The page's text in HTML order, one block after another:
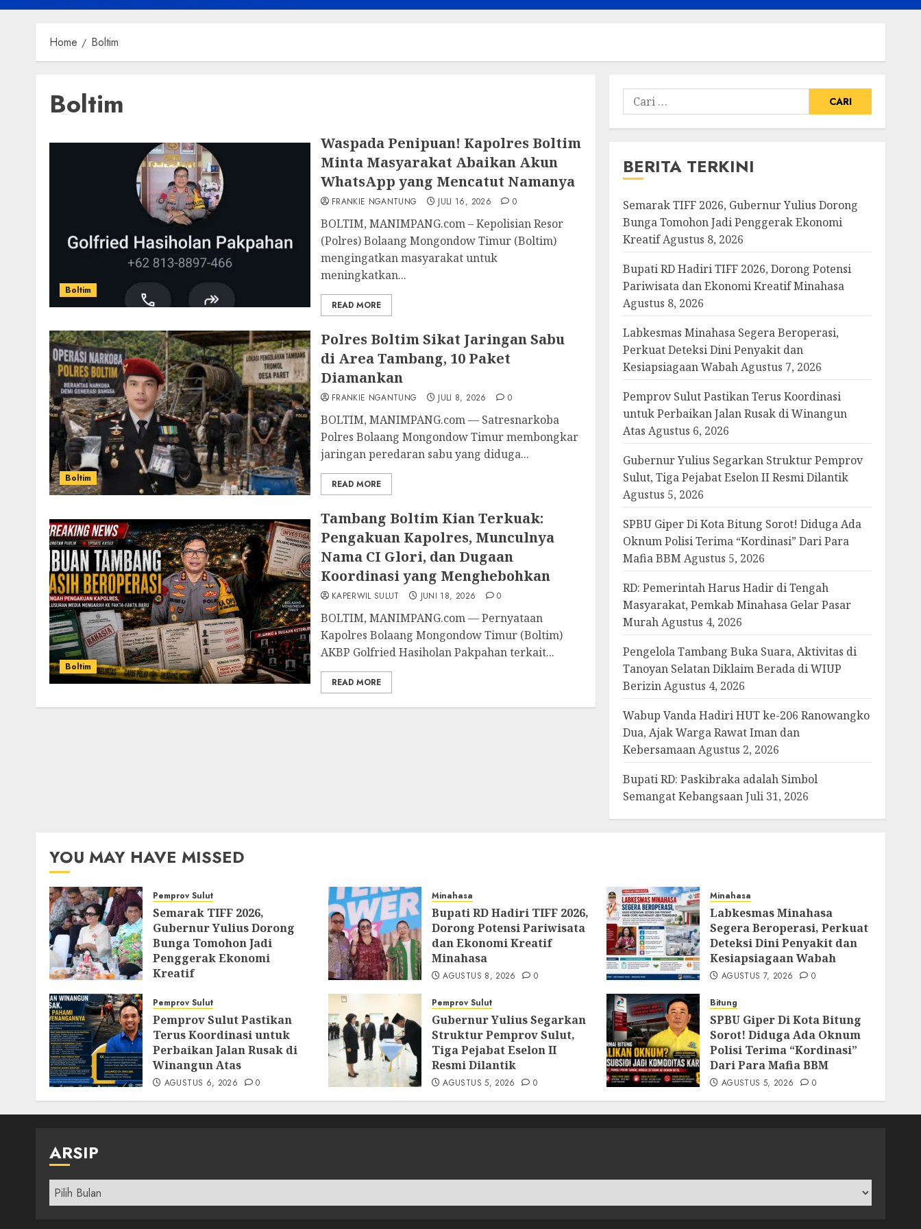
Home Boltim
Boltim
Boltim
Waspada Penipuan! Kapolres Boltim
Minta Masyarakat Abaikan Akun
WhatsApp yang Mencatut Namanya
FRANKIE NGANTUNG JULI 16, 2026 0
BOLTIM, MANIMPANG.com – Kepolisian Resor
(Polres) Bolaang Mongondow Timur (Boltim)
mengingatkan masyarakat untuk
meningkatkan...
READ MORE
Boltim
Polres Boltim Sikat Jaringan Sabu
di Area Tambang, 10 Paket
Diamankan
FRANKIE NGANTUNG JULI 8, 2026 0
BOLTIM, MANIMPANG.com — Satresnarkoba
Polres Bolaang Mongondow Timur membongkar
jaringan peredaran sabu yang diduga...
READ MORE
Boltim
Tambang Boltim Kian Terkuak:
Pengakuan Kapolres, Munculnya
Nama CI Glori, dan Dugaan
Koordinasi yang Menghebohkan
KAPERWIL SULUT JUNI 18, 2026 0
BOLTIM, MANIMPANG.com — Pernyataan
Kapolres Bolaang Mongondow Timur (Boltim)
AKBP Golfried Hasiholan Pakpahan terkait...
READ MORE
Cari
untuk:
BERITA TERKINI
Semarak TIFF 2026, Gubernur Yulius Dorong
Bunga Tomohon Jadi Penggerak Ekonomi
Kreatif Agustus 8, 2026
Bupati RD Hadiri TIFF 2026, Dorong Potensi
Pariwisata dan Ekonomi Kreatif Minahasa
Agustus 8, 2026
Labkesmas Minahasa Segera Beroperasi,
Perkuat Deteksi Dini Penyakit dan
Kesiapsiagaan Wabah Agustus 7, 2026
Pemprov Sulut Pastikan Terus Koordinasi
untuk Perbaikan Jalan Rusak di Winangun
Atas Agustus 6, 2026
Gubernur Yulius Segarkan Struktur Pemprov
Sulut, Tiga Pejabat Eselon II Resmi Dilantik
Agustus 5, 2026
SPBU Giper Di Kota Bitung Sorot! Diduga Ada
Oknum Polisi Terima “Kordinasi” Dari Para
Mafia BBM Agustus 5, 2026
RD: Pemerintah Harus Hadir di Tengah
Masyarakat, Pemkab Minahasa Gelar Pasar
Murah Agustus 4, 2026
Pengelola Tambang Buka Suara, Aktivitas di
Tanoyan Selatan Diklaim Berada di WIUP
Berizin Agustus 4, 2026
Wabup Vanda Hadiri HUT ke-206 Ranowangko
Dua, Ajak Warga Rawat Iman dan
Kebersamaan Agustus 2, 2026
Bupati RD: Paskibraka adalah Simbol
Semangat Kebangsaan Juli 31, 2026
YOU MAY HAVE MISSED
Pemprov Sulut
Semarak TIFF 2026,
Gubernur Yulius Dorong
Bunga Tomohon Jadi
Penggerak Ekonomi
Kreatif
Minahasa
Bupati RD Hadiri TIFF 2026,
Dorong Potensi Pariwisata
dan Ekonomi Kreatif
Minahasa
AGUSTUS 8, 2026 0
Minahasa
Labkesmas Minahasa
Segera Beroperasi, Perkuat
Deteksi Dini Penyakit dan
Kesiapsiagaan Wabah
AGUSTUS 7, 2026 0
Pemprov Sulut
Pemprov Sulut Pastikan
Terus Koordinasi untuk
Perbaikan Jalan Rusak di
Winangun Atas
AGUSTUS 6, 2026 0
Pemprov Sulut
Gubernur Yulius Segarkan
Struktur Pemprov Sulut,
Tiga Pejabat Eselon II
Resmi Dilantik
AGUSTUS 5, 2026 0
Bitung
SPBU Giper Di Kota Bitung
Sorot! Diduga Ada Oknum
Polisi Terima “Kordinasi”
Dari Para Mafia BBM
AGUSTUS 5, 2026 0
ARSIP
Arsip